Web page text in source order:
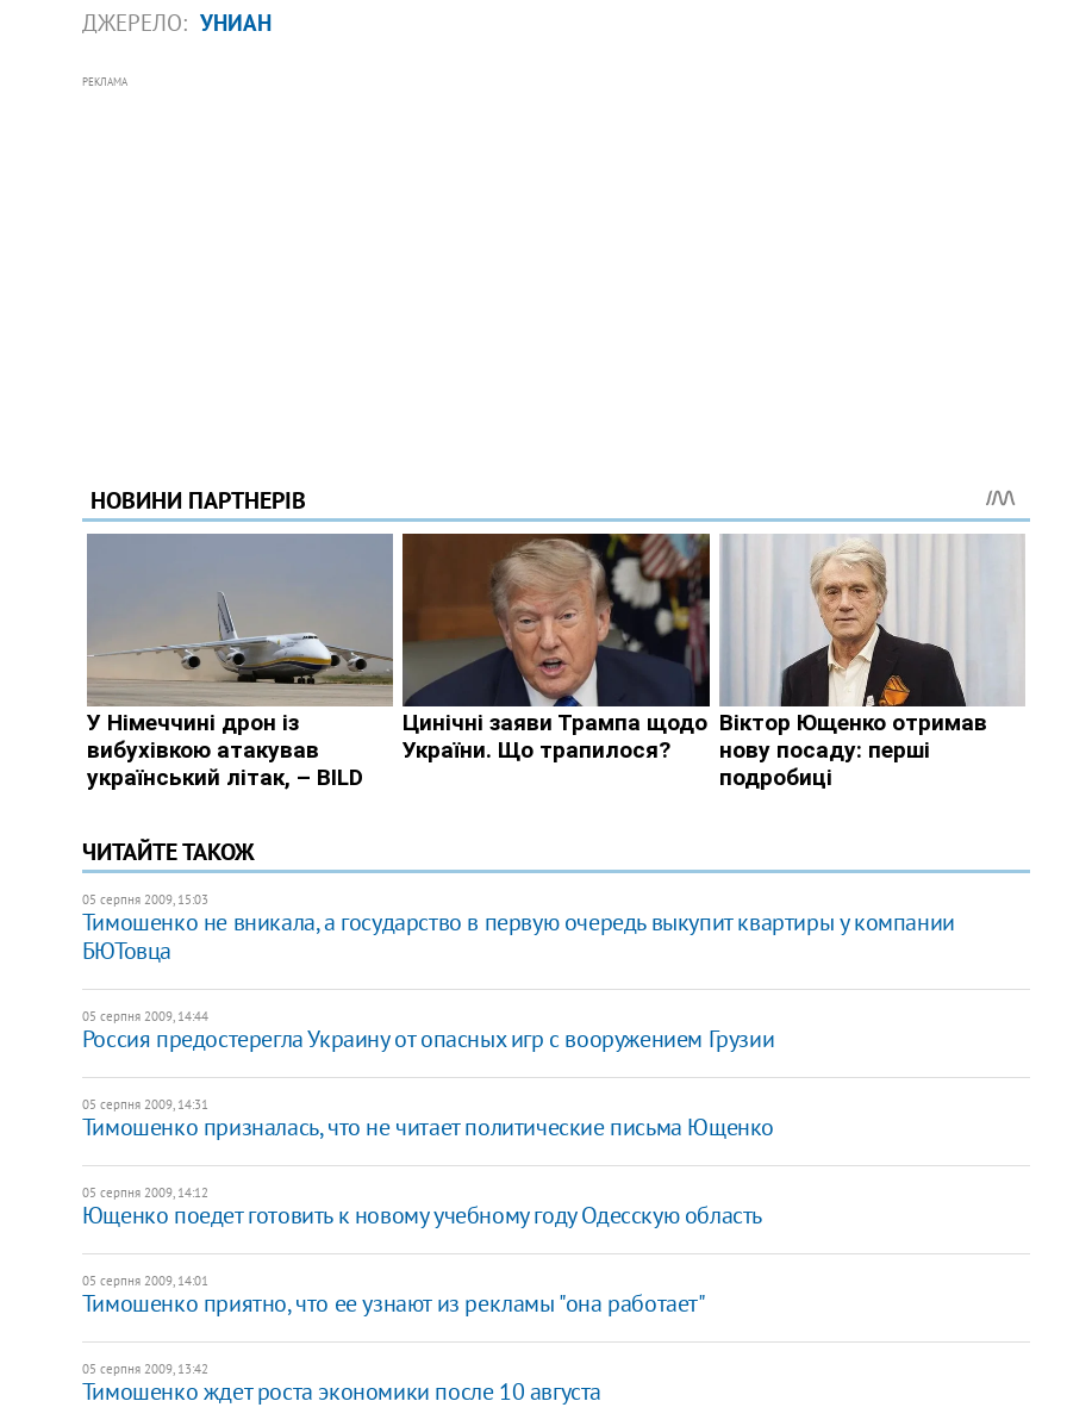
ДЖЕРЕЛО: УНИАН
РЕКЛАМА
ЧИТАЙТЕ ТАКОЖ
05 серпня 2009, 15:03
Тимошенко не вникала, а государство в первую очередь выкупит квартиры у компании
БЮТовца
05 серпня 2009, 14:44
Россия предостерегла Украину от опасных игр с вооружением Грузии
05 серпня 2009, 14:31
Тимошенко призналась, что не читает политические письма Ющенко
05 серпня 2009, 14:12
Ющенко поедет готовить к новому учебному году Одесскую область
05 серпня 2009, 14:01
Тимошенко приятно, что ее узнают из рекламы "она работает"
05 серпня 2009, 13:42
Тимошенко ждет роста экономики после 10 августа